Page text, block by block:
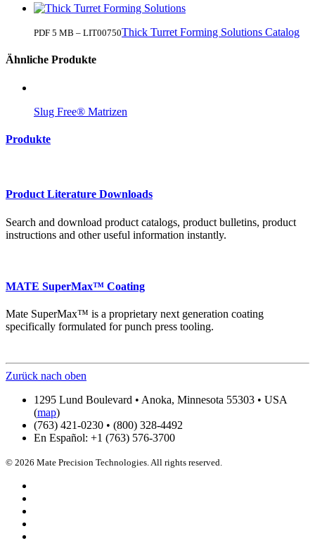
PDF 5 MB – LIT00750Thick Turret Forming Solutions Catalog
Ähnliche Produkte
Slug Free® Matrizen
Produkte
Product Literature Downloads
Search and download product catalogs, product bulletins, product
instructions and other useful information instantly.
MATE SuperMax™ Coating
Mate SuperMax™ is a proprietary next generation coating
specifically formulated for punch press tooling.
Zurück nach oben
1295 Lund Boulevard • Anoka, Minnesota 55303 • USA
(map)
(763) 421-0230 • (800) 328-4492
En Español: +1 (763) 576-3700
© 2026 Mate Precision Technologies. All rights reserved.